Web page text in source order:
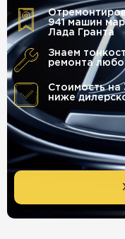
941 машин
Лада Гранта
Знаем
ремонта
Стоимость на
ниже